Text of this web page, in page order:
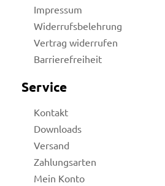
Impressum
Widerrufsbelehrung
Vertrag widerrufen
Barrierefreiheit
Service
Kontakt
Downloads
Versand
Zahlungsarten
Mein Konto